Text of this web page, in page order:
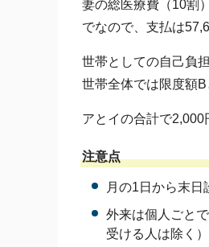
妻の総医療費（10割
でなので、支払は
世帯としての自己負
世帯全体では限度額
アとイの合計で2,000
注意点
月の1日から末日
外来は個人ごと
受ける人は除く